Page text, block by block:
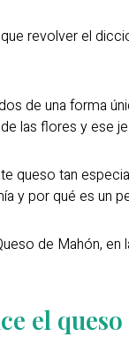
revolver el
de una forma
las flores y ese
tan
y por qué es un
de Mahón, en
el